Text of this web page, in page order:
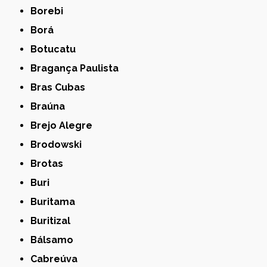
Borebi
Borá
Botucatu
Bragança Paulista
Bras Cubas
Braúna
Brejo Alegre
Brodowski
Brotas
Buri
Buritama
Buritizal
Bálsamo
Cabreúva